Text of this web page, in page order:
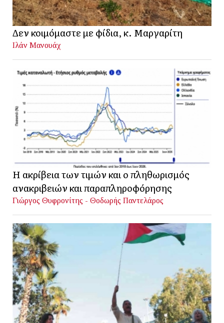
Δεν κοιμόμαστε με φίδια, κ. Μαργαρίτη
Ιλάν Μανουάχ
Η ακρίβεια των τιμών και ο πληθωρισμός
ανακριβειών και παραπληροφόρησης
Γιώργος Θυφρονίτης - Θοδωρής Παντελάρος